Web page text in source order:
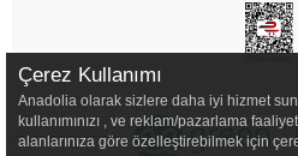
Çerez Kullanımı
Anadolia olarak sizlere daha iyi hizmet
kullanımınızı , ve reklam/pazarlama
alanlarınıza göre özelleştirebilmek için